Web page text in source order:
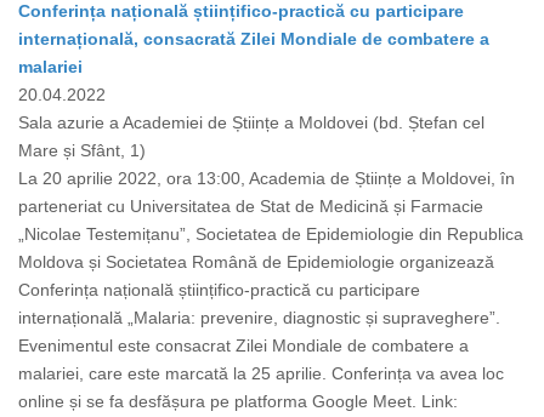
Conferința națională științifico-practică cu participare
internațională, consacrată Zilei Mondiale de combatere a
malariei
20.04.2022
Sala azurie a Academiei de Științe a Moldovei (bd. Ștefan cel
Mare și Sfânt, 1)
La 20 aprilie 2022, ora 13:00, Academia de Științe a Moldovei, în
parteneriat cu Universitatea de Stat de Medicină și Farmacie
„Nicolae Testemițanu”, Societatea de Epidemiologie din Republica
Moldova și Societatea Română de Epidemiologie organizează
Conferința națională științifico-practică cu participare
internațională „Malaria: prevenire, diagnostic și supraveghere”.
Evenimentul este consacrat Zilei Mondiale de combatere a
malariei, care este marcată la 25 aprilie. Conferința va avea loc
online și se fa desfășura pe platforma Google Meet. Link: